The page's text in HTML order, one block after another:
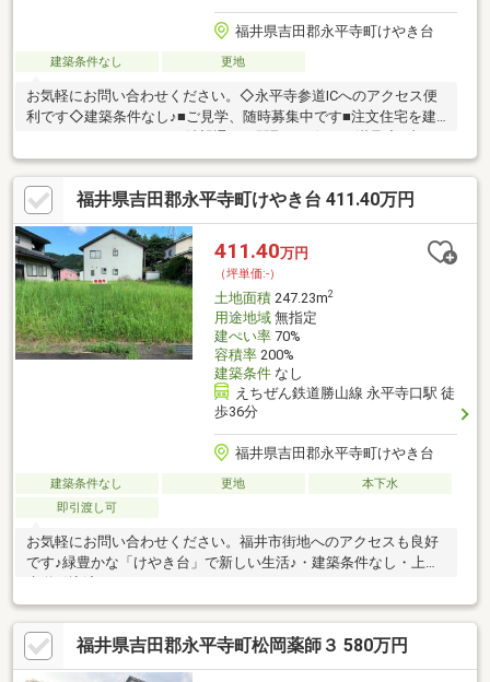
福井県吉田郡永平寺町けやき台
建築条件なし 更地
お気軽にお問い合わせください。◇永平寺参道ICへのアクセス便
利です◇建築条件なし♪■ご見学、随時募集中です■注文住宅を建
装、外装のデザイン、設備、建材を選べる○将来のリフォームに
備えやすい○総予算を施工会社に前もって伝えておけば、調節は
可能〇建築協定有り〇団地施設維持費、上下水道負担金要
福井県吉田郡永平寺町けやき台 411.40万円
411.40万円
（坪単価:-）
土地面積247.23m2
用途地域無指定
建ぺい率70%
容積率200%
建築条件なし
えちぜん鉄道勝山線 永平寺口駅 徒
歩36分
福井県吉田郡永平寺町けやき台
建築条件なし 更地
本下水
即引渡し可
お気軽にお問い合わせください。福井市街地へのアクセスも良好
です♪緑豊かな「けやき台」で新しい生活♪・建築条件なし・上下
水道引込済
福井県吉田郡永平寺町松岡薬師３ 580万円